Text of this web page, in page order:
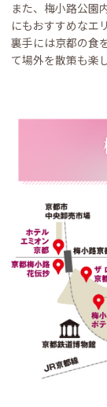
また、梅小路公園
にもおすすめなエ
裏手には京都の食
て場外を散策も楽